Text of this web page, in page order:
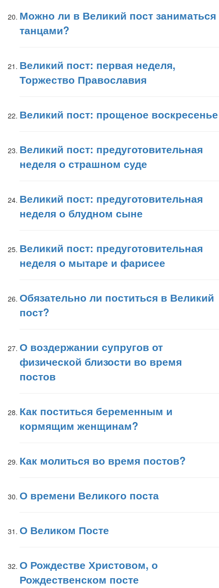
Можно ли в Великий пост заниматься
танцами?
Великий пост: первая неделя,
Торжество Православия
Великий пост: прощеное воскресенье
Великий пост: предуготовительная
неделя о страшном суде
Великий пост: предуготовительная
неделя о блудном сыне
Великий пост: предуготовительная
неделя о мытаре и фарисее
Обязательно ли поститься в Великий
пост?
О воздержании супругов от
физической близости во время
постов
Как поститься беременным и
кормящим женщинам?
Как молиться во время постов?
О времени Великого поста
О Великом Посте
О Рождестве Христовом, о
Рождественском посте